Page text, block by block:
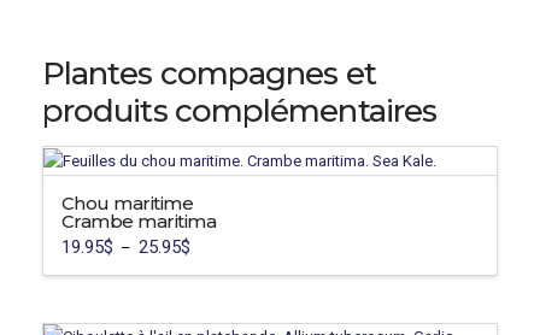
Plantes compagnes et
produits complémentaires
Chou maritime
Crambe maritima
19.95$ – 25.95$Plage
prix :
25.95$
a